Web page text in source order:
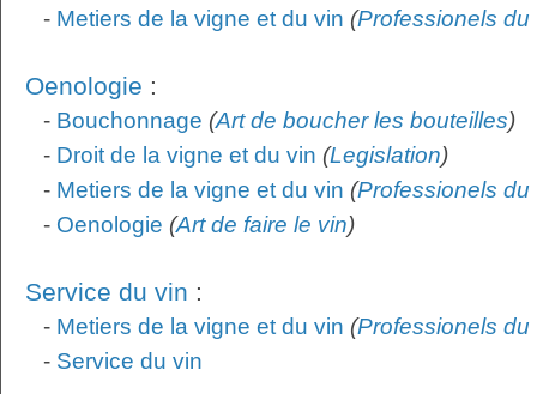
- Metiers de la vigne et du vin (Professionels du
Oenologie :
- Bouchonnage (Art de boucher les bouteilles)
- Droit de la vigne et du vin (Legislation)
- Metiers de la vigne et du vin (Professionels du
- Oenologie (Art de faire le vin)
Service du vin :
- Metiers de la vigne et du vin (Professionels du
- Service du vin